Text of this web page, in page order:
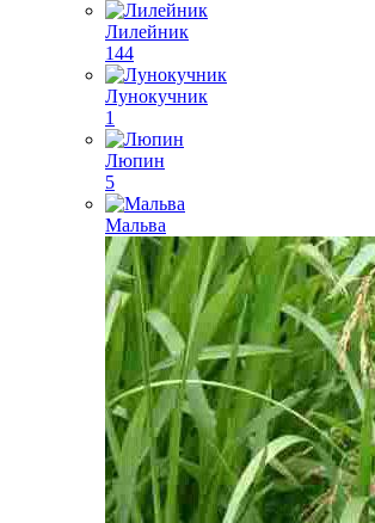
Лилейник
144
Лунокучник
1
Люпин
5
Мальва